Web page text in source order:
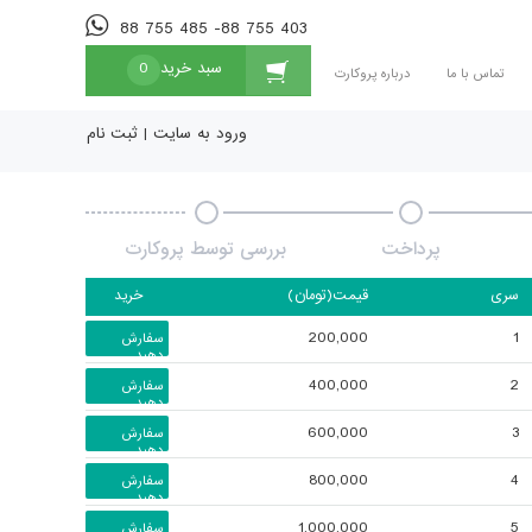
تماس با ما درباره پروکارت
88 755 485 -88 755 403
سبد خرید 0
ورود به سایت | ثبت نام
پرداخت بررسی توسط پروکارت
سری قیمت(تومان) خرید
1
200,000
سفارش
دهید
2
400,000
سفارش
دهید
3
600,000
سفارش
دهید
4
800,000
سفارش
دهید